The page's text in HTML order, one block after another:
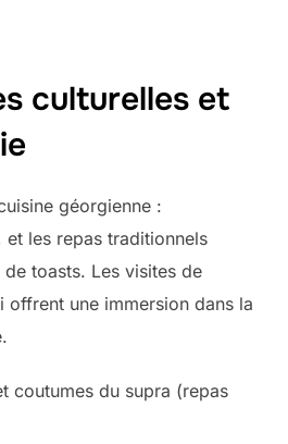
culturelles et
géorgienne :
les repas traditionnels
toasts. Les visites de
offrent une immersion dans la
coutumes du supra (repas